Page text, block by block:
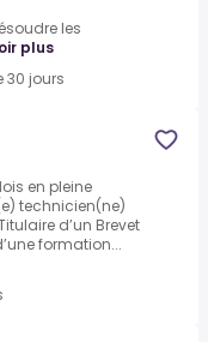
les
plus
30 jours
en pleine
technicien(ne)
d’un Brevet
formation...